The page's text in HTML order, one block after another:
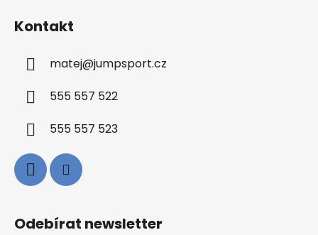
Kontakt
matej@jumpsport.cz
555 557 522
555 557 523
Odebírat newsletter